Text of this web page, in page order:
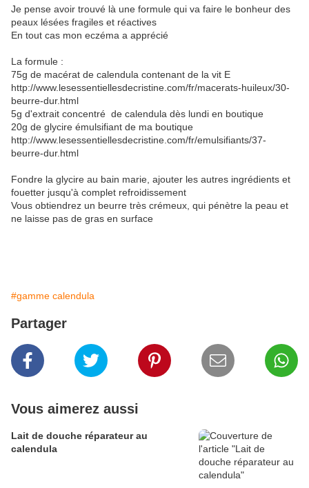
Je pense avoir trouvé là une formule qui va faire le bonheur des
peaux lésées fragiles et réactives
En tout cas mon eczéma a apprécié
La formule :
75g de macérat de calendula contenant de la vit E
http://www.lesessentiellesdecristine.com/fr/macerats-huileux/30-
beurre-dur.html
5g d'extrait concentré de calendula dès lundi en boutique
20g de glycire émulsifiant de ma boutique
http://www.lesessentiellesdecristine.com/fr/emulsifiants/37-
beurre-dur.html
Fondre la glycire au bain marie, ajouter les autres ingrédients et
fouetter jusqu'à complet refroidissement
Vous obtiendrez un beurre très crémeux, qui pénètre la peau et
ne laisse pas de gras en surface
#gamme calendula
Partager
Vous aimerez aussi
Lait de douche réparateur au
calendula